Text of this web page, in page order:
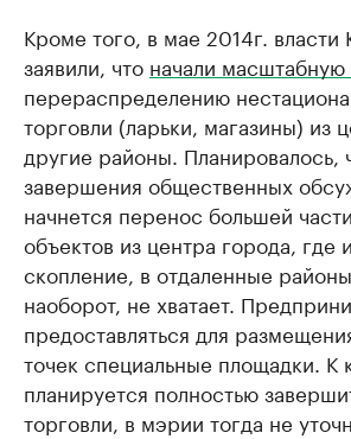
Кроме того, в мае 2014г. власти
заявили, что начали масштабную
перераспределению
торговли (ларьки, магазины) из
другие районы. Планировалось,
завершения общественных
начнется перенос большей
объектов из центра города, где
скопление, в отдаленные
наоборот, не хватает.
предоставляться для
точек специальные площадки. К
планируется полностью
торговли, в мэрии тогда не